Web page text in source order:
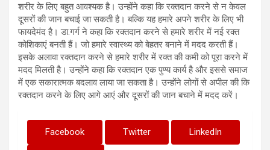
शरीर के लिए बहुत आवश्यक है। उन्होंने कहा कि रक्तदान करने से न केवल
दूसरों की जान बचाई जा सकती है। बल्कि यह हमारे अपने शरीर के लिए भी
फायदेमंद है। डा.गर्ग ने कहा कि रक्तदान करने से हमारे शरीर में नई रक्त
कोशिकाएं बनती हैं। जो हमारे स्वास्थ्य को बेहतर बनाने में मदद करती हैं।
इसके अलावा रक्तदान करने से हमारे शरीर में रक्त की कमी को पूरा करने में
मदद मिलती है। उन्होंने कहा कि रक्तदान एक पुण्य कार्य है और इससे समाज
में एक सकारात्मक बदलाव लाया जा सकता है। उन्होंने लोगों से अपील की कि
रक्तदान करने के लिए आगे आएं और दूसरों की जान बचाने में मदद करें।
Facebook Twitter LinkedIn